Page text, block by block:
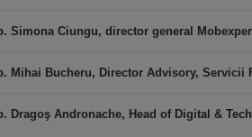
Simona Ciungu, director general
Mihai Bucheru, Director Advisory, Servicii
Dragoş Andronache, Head of Digital &